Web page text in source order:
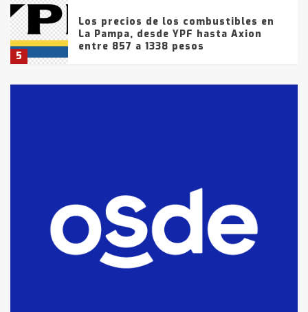
5
Los precios de los combustibles en
La Pampa, desde YPF hasta Axion
entre 857 a 1338 pesos
fueron detenidos por
comercialización de drogas en la
tarde del sábado
T.Lauquen: se vendió el edificio de
lo que fue la planta Industrial del